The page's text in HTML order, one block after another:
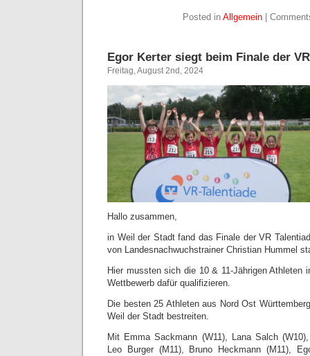
Posted in Allgemein|
Egor Kerter siegt beim Finale der
Freitag, August 2nd, 2024
Hallo zusammen,
in Weil der Stadt fand das Finale der VR
von Landesnachwuchstrainer Christian Hummel
Hier mussten sich die 10 & 11-Jährigen Athleten
Wettbewerb dafür qualifizieren.
Die besten 25 Athleten aus Nord Ost
Weil der Stadt bestreiten.
Mit Emma Sackmann (W11), Lana Salch
Leo Burger (M11), Bruno Heckmann (M11),